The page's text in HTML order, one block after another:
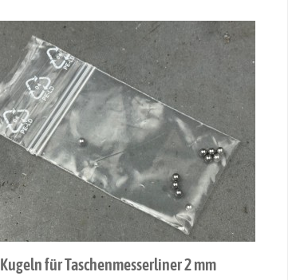
Kugeln für Taschenmesserliner 2 mm